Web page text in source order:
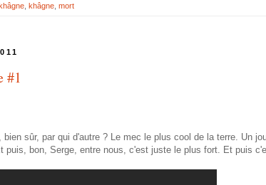
khâgne mort
#1
sûr, par qui d'autre ? Le mec le plus cool de la terre. Un
puis, bon, Serge, entre nous, c'est juste le plus fort. Et puis